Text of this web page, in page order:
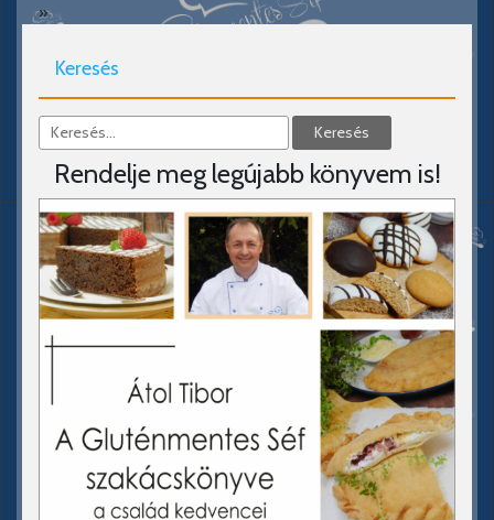
»
Keresés
Rendelje meg legújabb könyvem is!